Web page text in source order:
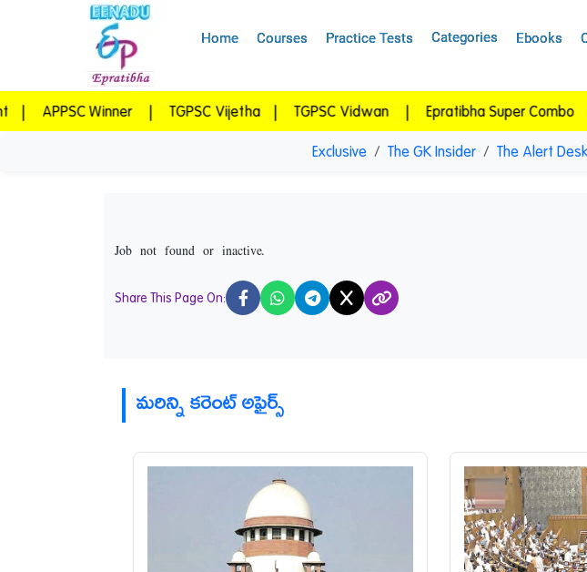
Exclusive The GK Insider The Alert Desk
Job not found or inactive.
Share This Page On: X
మరిన్ని కరెంట్ అఫైర్స్
Home Courses Practice Tests Categories Ebooks
Winner | TGPSC Vijetha TGPSC Vidwan | Epratibha Super Combo |